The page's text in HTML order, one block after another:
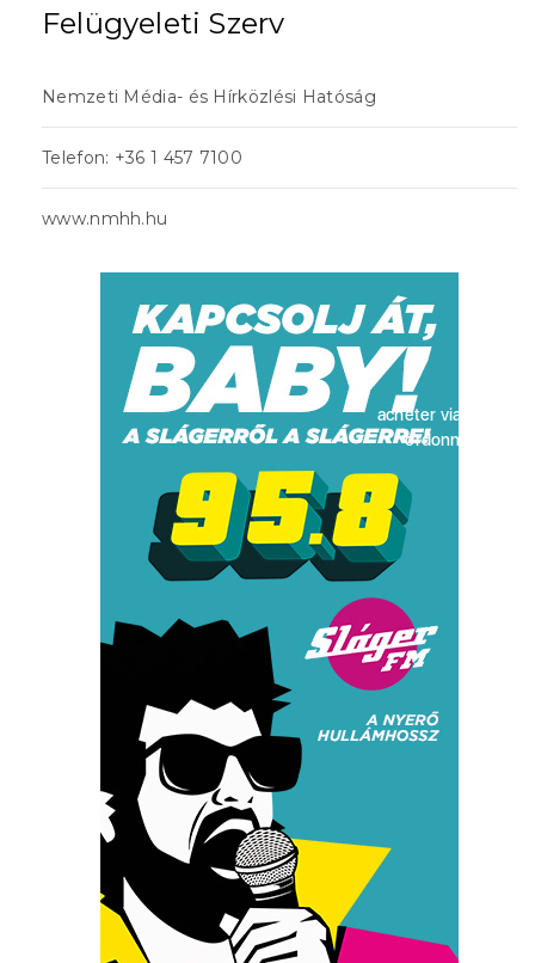
Felügyeleti Szerv
Nemzeti Média- és Hírközlési Hatóság
Telefon: +36 1 457 7100
www.nmhh.hu
acheter viagra sans
ordonnance